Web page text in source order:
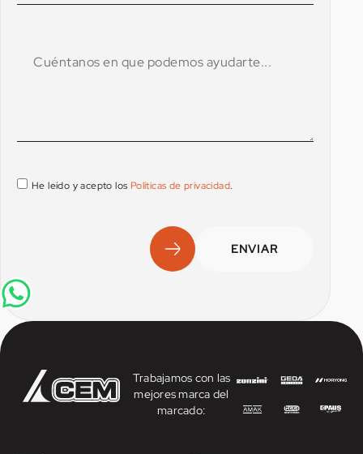
He leído y acepto los Políticas de privacidad.
ENVIAR
Trabajamos con las
mejores marca del
marcado: